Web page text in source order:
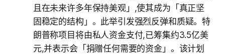
且在未来许多年保持美观」,使其成为「真正坚
固稳定的结构」。此举引发强烈反弹和质疑。特
朗普称项目将由私人资金支付,已筹集约3.5亿美
元,并表示会「捐赠任何需要的资金」。该计划